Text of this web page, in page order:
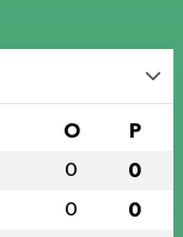
O P
0 0
0 0